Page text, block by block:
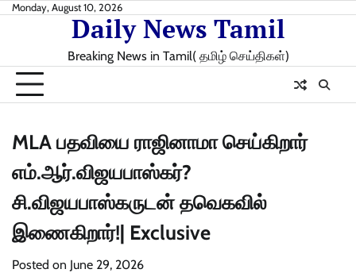
SkipMonday, August 10, 2026
Daily News Tamil
Breaking News in Tamil( தமிழ் செய்திகள்)
MLA பதவியை ராஜினாமா செய்கிறார்
எம்.ஆர்.விஜயபாஸ்கர்?
சி.விஜயபாஸ்கருடன் தவெகவில்
இணைகிறார்!| Exclusive
Posted on June 29, 2026